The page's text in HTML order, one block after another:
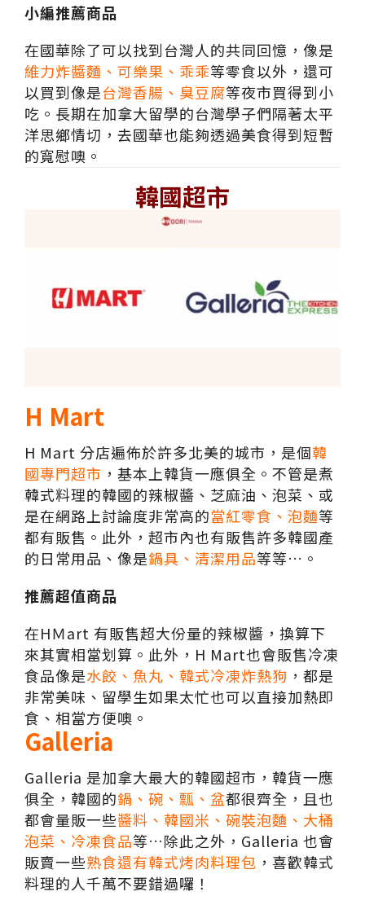
小編推薦商品
在國華除了可以找到台灣人的共同回憶，像是
維力炸醬麵、可樂果、乖乖等零食以外，還可
以買到像是台灣香腸、臭豆腐等夜市買得到小
吃。長期在加拿大留學的台灣學子們隔著太平
洋思鄉情切，去國華也能夠透過美食得到短暫
的寬慰噢。
韓國超市
H Mart
H Mart 分店遍佈於許多北美的城市，是個韓
國專門超市 ，基本上韓貨一應俱全。不管是煮
韓式料理的韓國的辣椒醬、芝麻油、泡菜、或
是在網路上討論度非常高的當紅零食、泡麵等
都有販售。此外，超市內也有販售許多韓國產
的日常用品、像是鍋具、清潔用品等等…。
推薦超值商品
在HＭart 有販售超大份量的辣椒醬，換算下
來其實相當划算。此外，H Mart也會販售冷凍
食品像是水餃、魚丸、韓式冷凍炸熱狗 ，都是
非常美味、留學生如果太忙也可以直接加熱即
食、相當方便噢。
Galleria
Galleria 是加拿大最大的韓國超市，韓貨一應
俱全，韓國的鍋、碗、瓢、盆都很齊全，且也
都會量販一些醬料、韓國米、碗裝泡麵、大桶
泡菜、冷凍食品等…除此之外，Galleria 也會
販賣一些熟食還有韓式烤肉料理包 ，喜歡韓式
料理的人千萬不要錯過囉！